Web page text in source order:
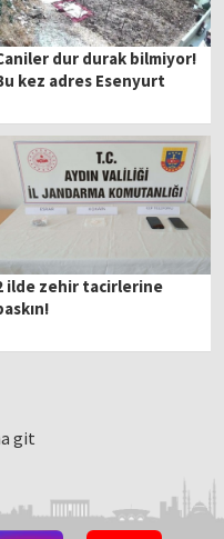
dur durak bilmiyor!
kez adres Esenyurt
ilde zehir tacirlerine
git